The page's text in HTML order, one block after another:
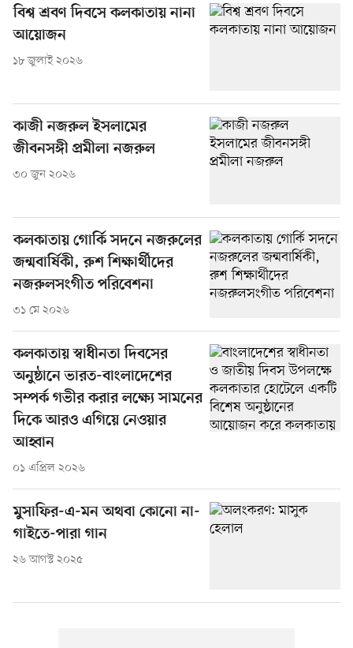
বিশ্ব শ্রবণ দিবসে কলকাতায় নানা
আয়োজন
১৮ জুলাই ২০২৬
কাজী নজরুল ইসলামের
জীবনসঙ্গী প্রমীলা নজরুল
৩০ জুন ২০২৬
কলকাতায় গোর্কি সদনে নজরুলের
জন্মবার্ষিকী, রুশ শিক্ষার্থীদের
নজরুলসংগীত পরিবেশনা
৩১ মে ২০২৬
কলকাতায় স্বাধীনতা দিবসের
অনুষ্ঠানে ভারত-বাংলাদেশের
সম্পর্ক গভীর করার লক্ষ্যে সামনের
দিকে আরও এগিয়ে নেওয়ার
আহ্বান
০১ এপ্রিল ২০২৬
মুসাফির-এ-মন অথবা কোনো না-
গাইতে-পারা গান
২৬ আগস্ট ২০২৫